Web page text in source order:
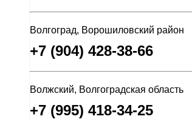
Волгоград, Ворошиловский район
+7 (904) 428-38-66
Волжский, Волгоградская область
+7 (995) 418-34-25